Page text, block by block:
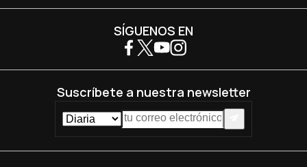
SÍGUENOS EN
Suscríbete a nuestra newsletter